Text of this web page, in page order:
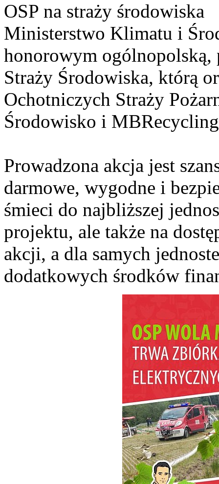
OSP na straży środowiska
Ministerstwo Klimatu i
honorowym ogólnopolską,
Straży Środowiska, którą
Ochotniczych Straży
Środowisko i
Prowadzona akcja jest
darmowe, wygodne i
śmieci do najbliższej
projektu, ale także na
akcji, a dla samych
dodatkowych środków